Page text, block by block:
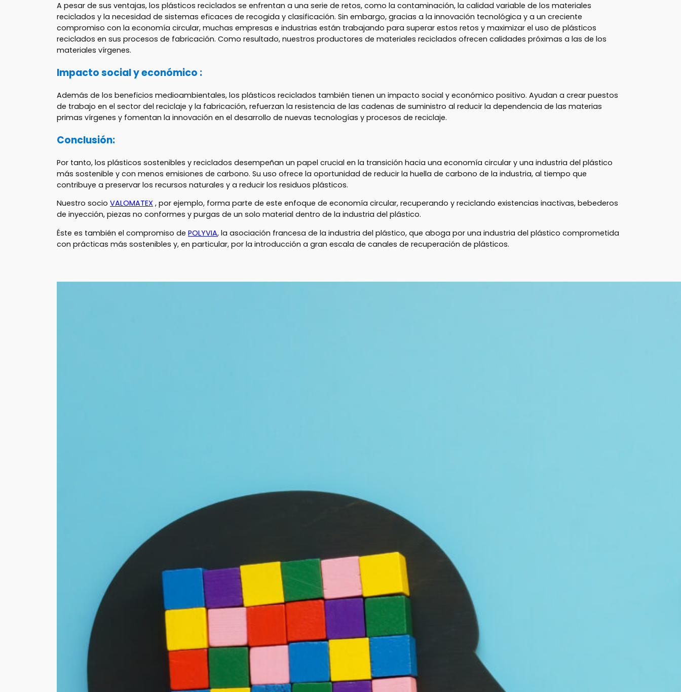
A pesar de sus ventajas, los plásticos reciclados se enfrentan a una serie de retos, como la contaminación, la calidad variable de los materiales
reciclados y la necesidad de sistemas eficaces de recogida y clasificación. Sin embargo, gracias a la innovación tecnológica y a un creciente
compromiso con la economía circular, muchas empresas e industrias están trabajando para superar estos retos y maximizar el uso de plásticos
reciclados en sus procesos de fabricación. Como resultado, nuestros productores de materiales reciclados ofrecen calidades próximas a las de los
materiales vírgenes.
Impacto social y económico :
Además de los beneficios medioambientales, los plásticos reciclados también tienen un impacto social y económico positivo. Ayudan a crear puestos
de trabajo en el sector del reciclaje y la fabricación, refuerzan la resistencia de las cadenas de suministro al reducir la dependencia de las materias
primas vírgenes y fomentan la innovación en el desarrollo de nuevas tecnologías y procesos de reciclaje.
Conclusión:
Por tanto, los plásticos sostenibles y reciclados desempeñan un papel crucial en la transición hacia una economía circular y una industria del plástico
más sostenible y con menos emisiones de carbono. Su uso ofrece la oportunidad de reducir la huella de carbono de la industria, al tiempo que
contribuye a preservar los recursos naturales y a reducir los residuos plásticos.
Nuestro socio VALOMATEX , por ejemplo, forma parte de este enfoque de economía circular, recuperando y reciclando existencias inactivas, bebederos
de inyección, piezas no conformes y purgas de un solo material dentro de la industria del plástico.
Éste es también el compromiso de POLYVIA, la asociación francesa de la industria del plástico, que aboga por una industria del plástico comprometida
con prácticas más sostenibles y, en particular, por la introducción a gran escala de canales de recuperación de plásticos.